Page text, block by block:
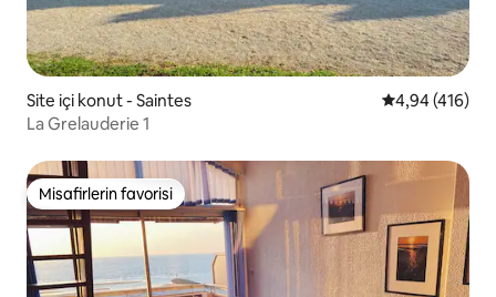
Site içi konut - Saintes 5 üzerinden
4,94 (416)
La Grelauderie 1
Misafirlerin favorisi
Misafirlerin favorisi